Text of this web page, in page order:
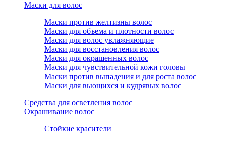
Маски для волос
Маски против желтизны волос
Маски для объема и плотности волос
Маски для волос увлажняющие
Маски для восстановления волос
Маски для окрашенных волос
Маски для чувствительной кожи головы
Маски против выпадения и для роста волос
Маски для вьющихся и кудрявых волос
Средства для осветления волос
Окрашивание волос
Стойкие красители